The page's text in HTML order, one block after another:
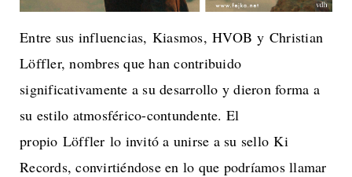
Entre sus influencias, Kiasmos, HVOB y Christian
Löffler, nombres que han contribuido
significativamente a su desarrollo y dieron forma a
su estilo atmosférico-contundente. El
propio Löffler lo invitó a unirse a su sello Ki
Records, convirtiéndose en lo que podríamos llamar